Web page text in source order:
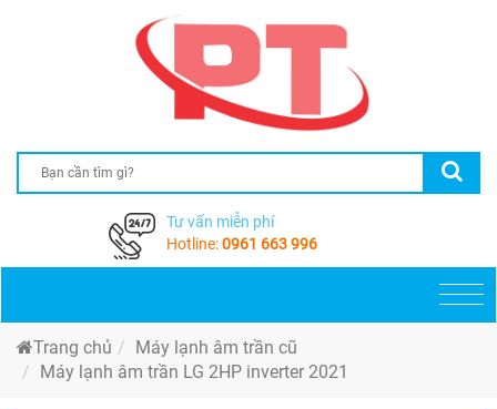
Tư vấn miễn phí
Hotline:0961 663 996
Trang chủ
Máy lạnh âm trần cũ
Máy lạnh âm trần LG 2HP inverter 2021